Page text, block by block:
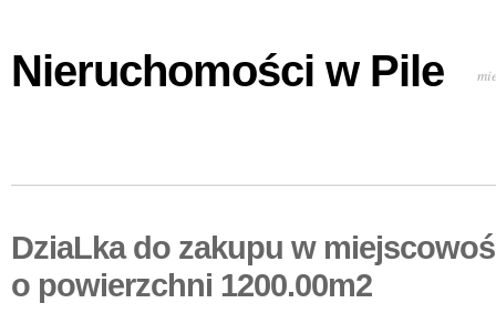
Nieruchomości w Pile
DziaLka do zakupu w
o powierzchni 1200.00m2